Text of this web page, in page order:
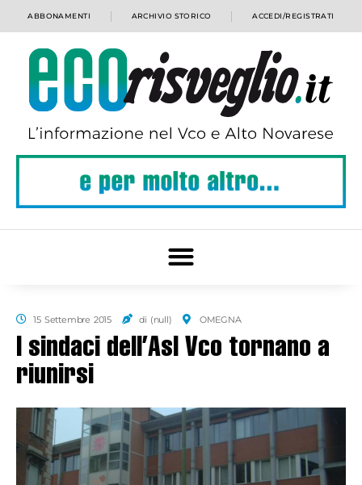
ABBONAMENTI ARCHIVIO STORICO ACCEDI/REGISTRATI
15 Settembre 2015 di (null) OMEGNA
I sindaci dell’Asl Vco tornano a
riunirsi